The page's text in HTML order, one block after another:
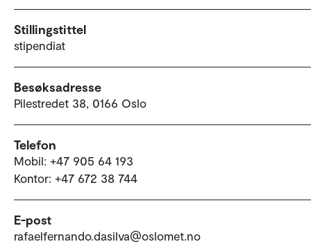
Stillingstittel
stipendiat
Besøksadresse
Pilestredet 38, 0166 Oslo
Telefon
Mobil: +47 905 64 193
Kontor: +47 672 38 744
E-post
rafaelfernando.dasilva@oslomet.no